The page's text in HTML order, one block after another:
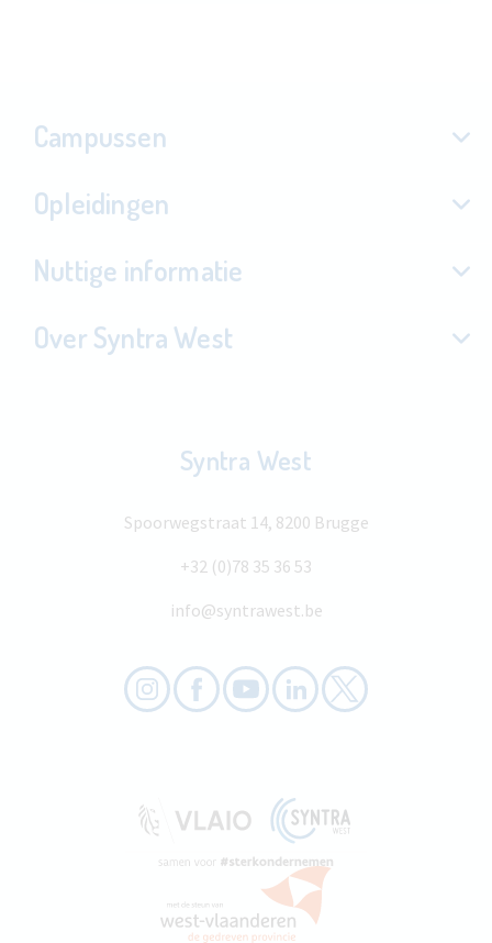
Campussen
Opleidingen
Nuttige informatie
Over Syntra West
Syntra West
Spoorwegstraat 14, 8200 Brugge
+32 (0)78 35 36 53
info@syntrawest.be